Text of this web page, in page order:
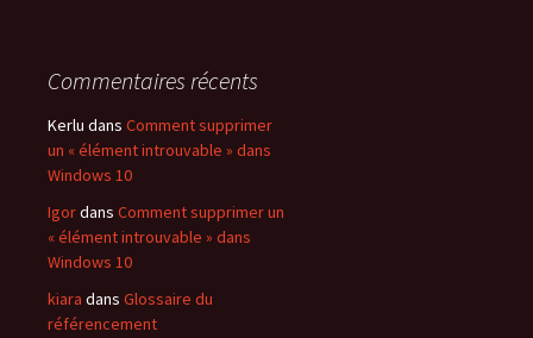
Commentaires récents
Kerlu dans Comment supprimer
un « élément introuvable » dans
Windows 10
Igordans Comment supprimer un
« élément introuvable » dans
Windows 10
kiara dans Glossaire du
référencement